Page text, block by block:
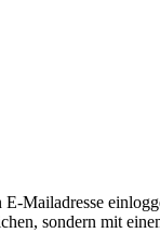
Mailadresse
sondern mit